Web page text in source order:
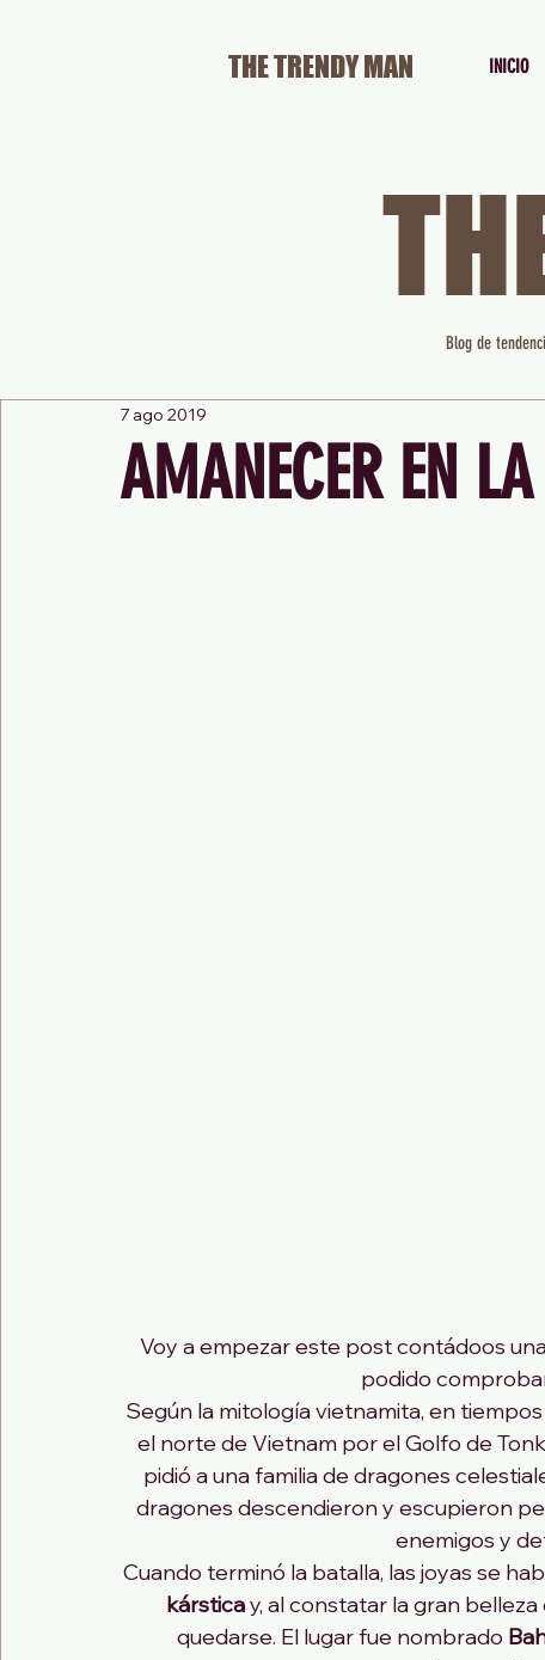
INICIO
THE TRENDY MAN
AMANECER EN
7 ago 2019
Voy a empezar este post contádoos
podido
Según la mitología vietnamita, en
el norte de Vietnam por el Golfo de
pidió a una familia de dragones
dragones descendieron y escupieron
enemigos y
Cuando terminó la batalla, las joyas se
kárstica y, al constatar la gran belleza
quedarse. El lugar fue nombrado
Blog de